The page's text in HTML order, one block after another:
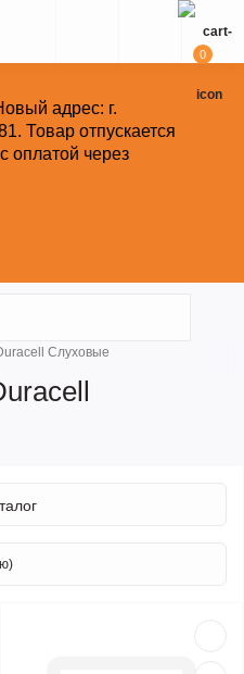
адрес: г.
Товар отпускается
оплатой через
0
Слуховые